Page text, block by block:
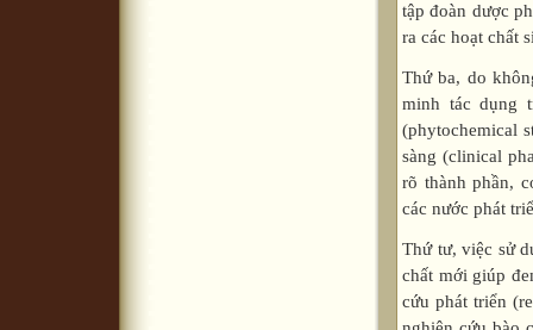
tập đoàn dược
ra các hoạt chất
Thứ ba, do
minh tác dụng
(phytochemical
sàng (clinical
rõ thành phần,
các nước phát
Thứ tư, việc sử
chất mới giúp
cứu phát triển